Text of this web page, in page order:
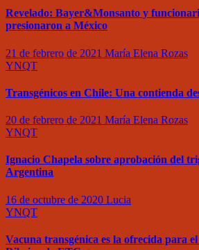
Revelado: Bayer&Monsanto y
presionaron a México
21 de febrero de 2021 María Elena Rozas
YNQT
Transgénicos en Chile: Una contienda
20 de febrero de 2021 María Elena Rozas
YNQT
Ignacio Chapela sobre aprobación del
Argentina
16 de octubre de 2020 Lucia
YNQT
Vacuna transgénica es la ofrecida para